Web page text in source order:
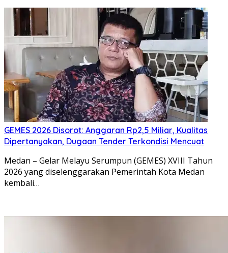
GEMES 2026 Disorot: Anggaran Rp2,5 Miliar, Kualitas
Dipertanyakan, Dugaan Tender Terkondisi Mencuat
Medan – Gelar Melayu Serumpun (GEMES) XVIII Tahun
2026 yang diselenggarakan Pemerintah Kota Medan
kembali…